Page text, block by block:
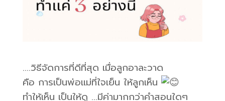
….วิธีจัดการที่ดีที่สุด เมื่อลูกอาละวาด
คือ การเป็นพ่อแม่ที่ใจเย็น ให้ลูกเห็น
ทำให้เห็น เป็นให้ดู …มีค่ามากกว่าคำสอนใดๆ